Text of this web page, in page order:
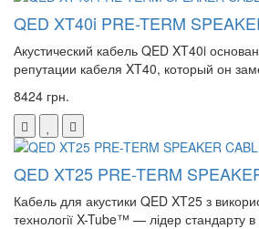
QED XT40i PRE-TERM
Акустический кабель QED XT40i
репутации кабеля XT40, который он
8424 грн.
QED XT25 PRE-TERM
Кабель для акустики QED XT25 з
технології X-Tube™ — лідер стандарту в